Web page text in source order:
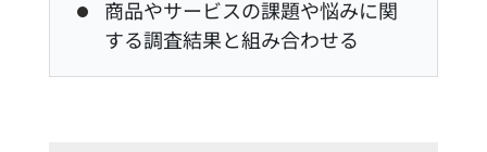
商品やサービスの課題や悩みに関
する調査結果と組み合わせる